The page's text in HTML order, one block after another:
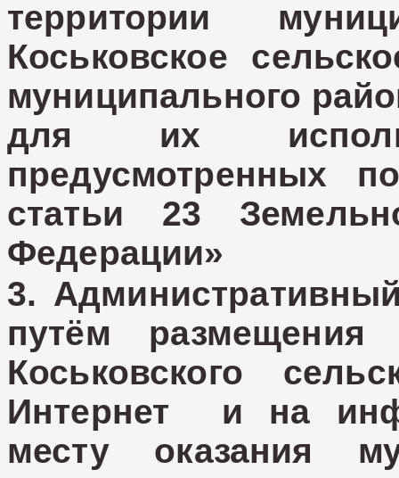
территории
Коськовское
муниципального
для их
предусмотренных
статьи 23
Федерации»
3.
путём
Коськовского
Интернет и на
месту оказания